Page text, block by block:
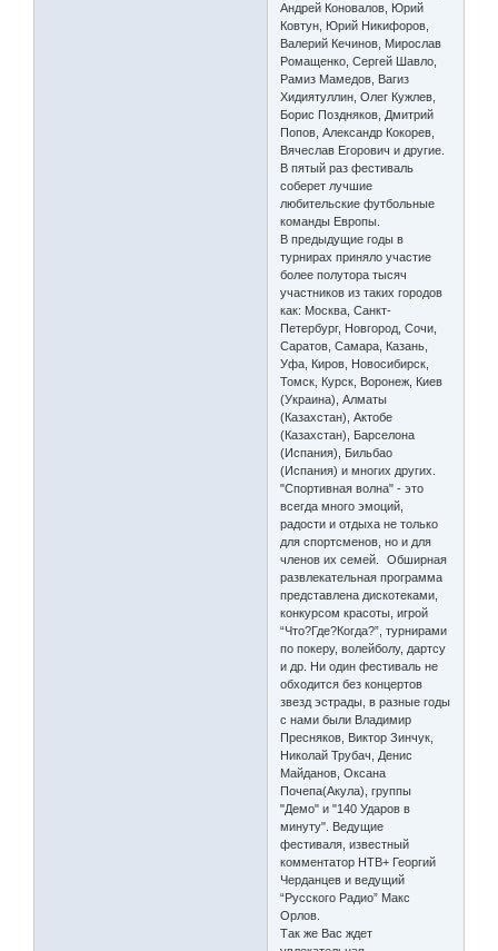
Андрей Коновалов, Юрий
Ковтун, Юрий Никифоров,
Валерий Кечинов, Мирослав
Ромащенко, Сергей Шавло,
Рамиз Мамедов, Вагиз
Хидиятуллин, Олег Кужлев,
Борис Поздняков, Дмитрий
Попов, Александр Кокорев,
Вячеслав Егорович и другие.
В пятый раз фестиваль
соберет лучшие
любительские футбольные
команды Европы.
В предыдущие годы в
турнирах приняло участие
более полутора тысяч
участников из таких городов
как: Москва, Санкт-
Петербург, Новгород, Сочи,
Саратов, Самара, Казань,
Уфа, Киров, Новосибирск,
Томск, Курск, Воронеж, Киев
(Украина), Алматы
(Казахстан), Актобе
(Казахстан), Барселона
(Испания), Бильбао
(Испания) и многих других.
"Спортивная волна" - это
всегда много эмоций,
радости и отдыха не только
для спортсменов, но и для
членов их семей. Обширная
развлекательная программа
представлена дискотеками,
конкурсом красоты, игрой
“Что?Где?Когда?”, турнирами
по покеру, волейболу, дартсу
и др. Ни один фестиваль не
обходится без концертов
звезд эстрады, в разные годы
с нами были Владимир
Пресняков, Виктор Зинчук,
Николай Трубач, Денис
Майданов, Оксана
Почепа(Акула), группы
"Демо" и "140 Ударов в
минуту". Ведущие
фестиваля, известный
комментатор НТВ+ Георгий
Черданцев и ведущий
“Русского Радио” Макс
Орлов.
Так же Вас ждет